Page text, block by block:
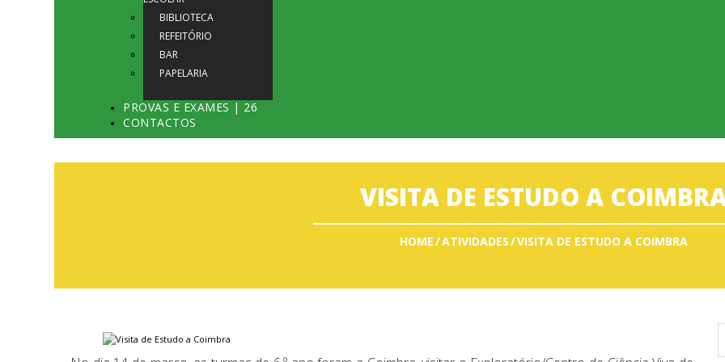
BIBLIOTECA
REFEITÓRIO
BAR
PAPELARIA
PROVAS E EXAMES | 26
CONTACTOS
VISITA DE ESTUDO A
HOME ATIVIDADES VISITA DE ESTUDO A COIMBRA